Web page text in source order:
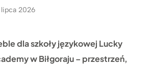
2026
dla szkoły językowej Lucky
w Biłgoraju – przestrzeń,